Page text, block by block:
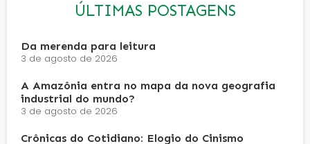
ÚLTIMAS POSTAGENS
Da merenda para leitura
3 de agosto de 2026
A Amazônia entra no mapa da nova geografia
industrial do mundo?
3 de agosto de 2026
Crônicas do Cotidiano: Elogio do Cinismo